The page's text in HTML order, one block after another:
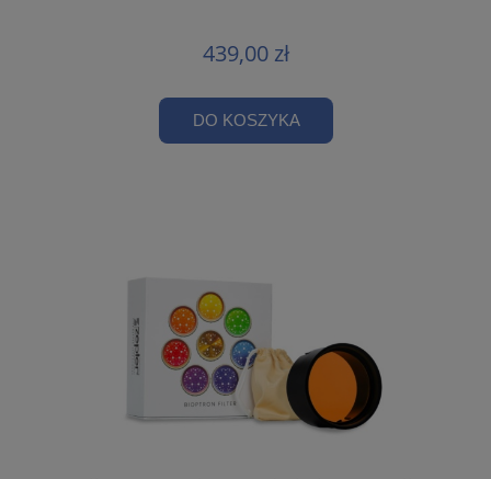
439,00 zł
DO KOSZYKA